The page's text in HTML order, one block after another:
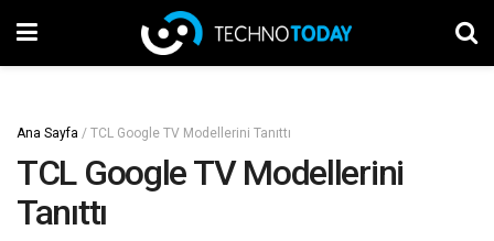
Ana Sayfa / TCL Google TV Modellerini Tanıttı
TCL Google TV Modellerini
Tanıttı